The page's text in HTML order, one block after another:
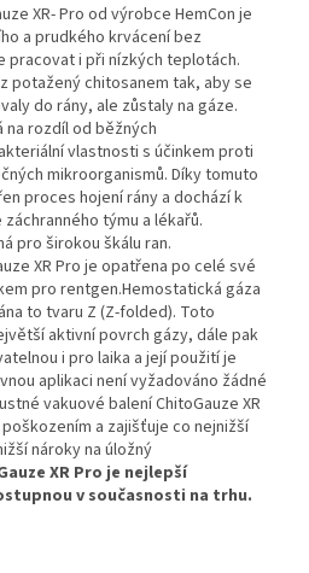
XR- Pro od výrobce HemCon je
a prudkého krvácení bez
pracovat i při nízkých teplotách.
potažený chitosanem tak, aby se
do rány, ale zůstaly na gáze.
na rozdíl od běžných
vlastnosti s účinkem proti
mikroorganismů. Díky tomuto
proces hojení rány a dochází k
týmu a lékařů.
pro širokou škálu ran.
XR Pro je opatřena po celé své
pro rentgen.Hemostatická gáza
to tvaru Z (Z-folded). Toto
aktivní povrch gázy, dále pak
i pro laika a její použití je
aplikaci není vyžadováno žádné
vakuové balení ChitoGauze XR
a zajišťuje co nejnižší
nároky na úložný
XR Pro je nejlepší
v současnosti na trhu.